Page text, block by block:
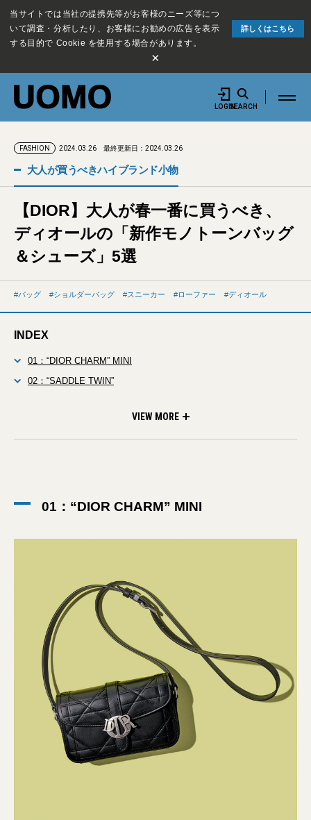
当サイトでは当社の提携先等がお客様のニーズ等につ
いて調査・分析したり、お客様にお勧めの広告を表示
する目的で Cookie を使用する場合があります。
詳しくはこちら
×
LOGINSEARCH
FASHION 2024.03.26 最終更新日：2024.03.26
大人が買うべきハイブランド小物
【DIOR】大人が春一番に買うべき、
ディオールの「新作モノトーンバッグ
＆シューズ」5選
バッグ ショルダーバッグ スニーカー ローファー ディオール
INDEX
01：“DIOR CHARM” MINI
02：“SADDLE TWIN”
VIEW MORE
01：“DIOR CHARM” MINI